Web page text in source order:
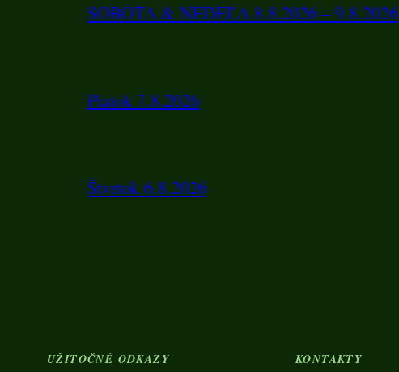
SOBOTA & NEDEĽA 8.8.2026 – 9.8.2026
Piatok 7.8.2026
Štvrtok 6.8.2026
UŽITOČNÉ ODKAZY KONTAKTY